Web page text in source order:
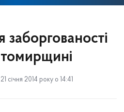
січня 2014 року о 14:41